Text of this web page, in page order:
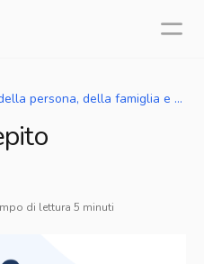
della famiglia e dei minori - separazioni, divorzi, unioni civili, adozioni
di lettura 5 minuti